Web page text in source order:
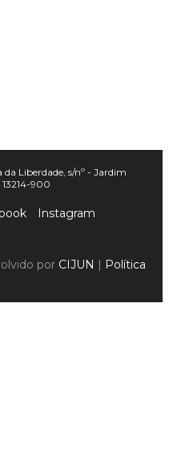
da Liberdade, s/nº - Jardim
900
Instagram
por CIJUN | Política